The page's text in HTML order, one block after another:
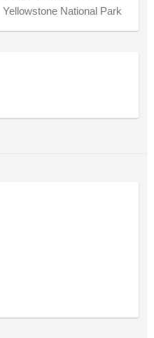
Yellowstone National Park